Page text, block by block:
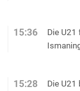
15:36
Die
15:28
Die